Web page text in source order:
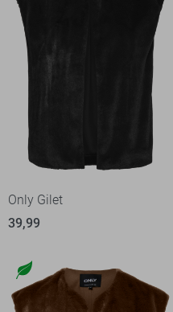
Only Gilet
39,99